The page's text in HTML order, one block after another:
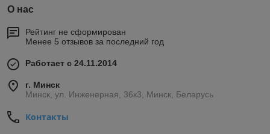
О нас
Рейтинг не сформирован
Менее 5 отзывов за последний год
Работает с 24.11.2014
г. Минск
Минск, ул. Инженерная, 36к3, Минск, Беларусь
Контакты